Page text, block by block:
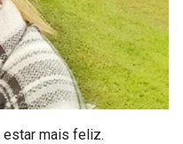
estar mais feliz.